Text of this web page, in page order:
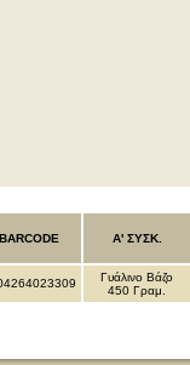
BARCODE Α' ΣΥΣΚ.
Γυάλινο Βάζο
450 Γραμ.